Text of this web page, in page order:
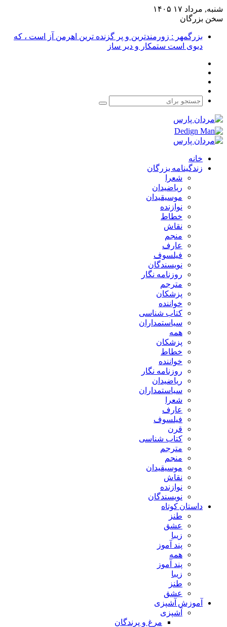
شنبه, مرداد ۱۷ ۱۴۰۵
سخن بزرگان
بزرگمهر : زورمندترین و پر گزنده ترین اهرمن آز است ، که
دیوی است ستمکار و دیر ساز
جستجو
خانه
زندگینامه بزرگان
شعرا
ریاضیدان
موسیقیدان
نوازنده
خطاط
نقاش
منجم
عارف
فیلسوف
نویسندگان
روزنامه نگار
مترجم
پزشکان
خواننده
کتاب شناسی
سیاستمداران
همه
پزشکان
خطاط
خواننده
روزنامه نگار
ریاضیدان
سیاستمداران
شعرا
عارف
فیلسوف
قرن
کتاب شناسی
مترجم
منجم
موسیقیدان
نقاش
نوازنده
نویسندگان
داستان کوتاه
طنز
عشق
زیبا
پند آموز
همه
پند آموز
زیبا
طنز
عشق
آموزش آشپزی
آشپزی
مرغ و پرندگان